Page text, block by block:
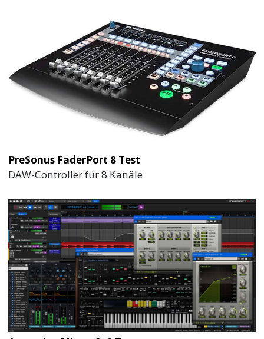
PreSonus FaderPort 8 Test
DAW-Controller für 8 Kanäle